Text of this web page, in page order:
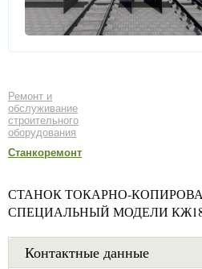
Ремонт и
обслуживание
строительного
оборудования
Станкоремонт
СТАНОК ТОКАРНО-
СПЕЦИАЛЬНЫЙ МОДЕЛИ
Контактные данные